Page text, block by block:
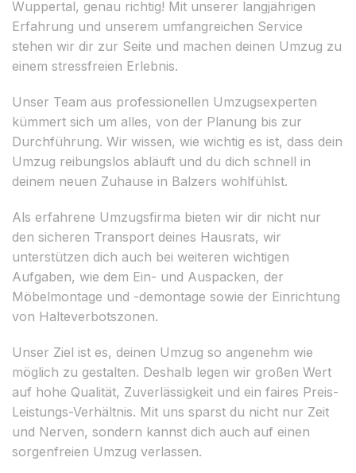
Wuppertal, genau richtig! Mit unserer langjährigen
Erfahrung und unserem umfangreichen Service
stehen wir dir zur Seite und machen deinen Umzug zu
einem stressfreien Erlebnis.
Unser Team aus professionellen Umzugsexperten
kümmert sich um alles, von der Planung bis zur
Durchführung. Wir wissen, wie wichtig es ist, dass dein
Umzug reibungslos abläuft und du dich schnell in
deinem neuen Zuhause in Balzers wohlfühlst.
Als erfahrene Umzugsfirma bieten wir dir nicht nur
den sicheren Transport deines Hausrats, wir
unterstützen dich auch bei weiteren wichtigen
Aufgaben, wie dem Ein- und Auspacken, der
Möbelmontage und -demontage sowie der Einrichtung
von Halteverbotszonen.
Unser Ziel ist es, deinen Umzug so angenehm wie
möglich zu gestalten. Deshalb legen wir großen Wert
auf hohe Qualität, Zuverlässigkeit und ein faires Preis-
Leistungs-Verhältnis. Mit uns sparst du nicht nur Zeit
und Nerven, sondern kannst dich auch auf einen
sorgenfreien Umzug verlassen.